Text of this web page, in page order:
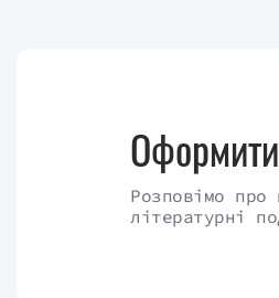
Розповімо
літературні